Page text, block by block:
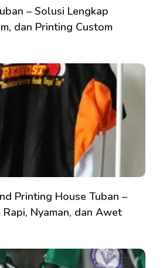
– Solusi Lengkap
dan Printing Custom
Printing House Tuban –
Nyaman, dan Awet